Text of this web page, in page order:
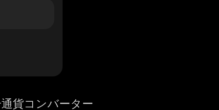
貨コンバーター